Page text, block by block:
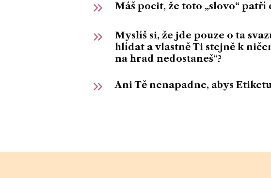
Máš pocit, že toto „slovo“
Myslíš si, že jde pouze o ta
hlídat a vlastně Ti stejně k
na hrad nedostaneš“?
Ani Tě nenapadne, abys